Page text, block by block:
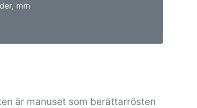
mm
är manuset som berättarrösten